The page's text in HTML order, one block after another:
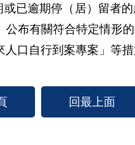
已逾期停（居）留者
公布有關符合特定情形
口自行到案專案」等措
回最上面